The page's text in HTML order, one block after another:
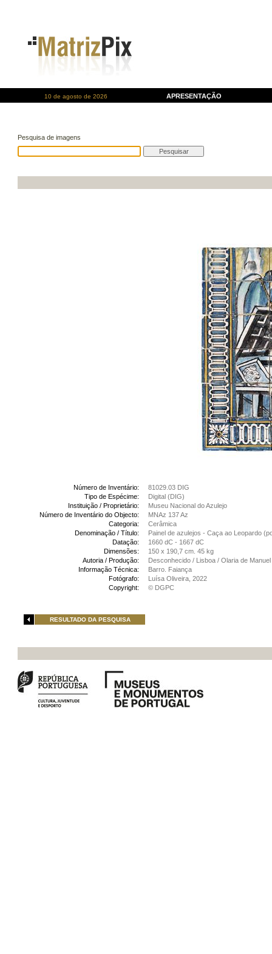
10 de agosto de 2026 APRESENTAÇÃO
Pesquisa de imagens
Número de Inventário:
81029.03 DIG
Tipo de Espécime:
Digital (DIG)
Instituição / Proprietário:
Museu Nacional do Azulejo
Número de Inventário do Objecto:
MNAz 137 Az
Categoria:
Cerâmica
Denominação / Título:
Painel de azulejos - Caça ao Leopardo
Datação:
1660 dC - 1667 dC
Dimensões:
150 x 190,7 cm. 45 kg
Autoria / Produção:
Desconhecido / Lisboa / Olaria de
Informação Técnica:
Barro. Faiança
Fotógrafo:
Luísa Oliveira, 2022
Copyright:
© DGPC
RESULTADO DA PESQUISA